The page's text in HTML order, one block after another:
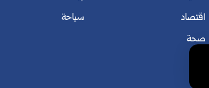
اقتصاد
صحة
سياحة